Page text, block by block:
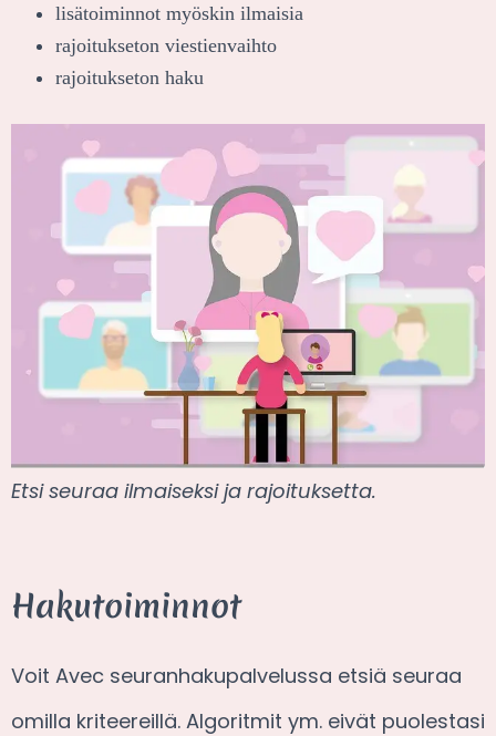
lisätoiminnot myöskin ilmaisia
rajoitukseton viestienvaihto
rajoitukseton haku
Etsi seuraa ilmaiseksi ja rajoituksetta.
Hakutoiminnot
Voit Avec seuranhakupalvelussa etsiä seuraa
omilla kriteereillä. Algoritmit ym. eivät puolestasi